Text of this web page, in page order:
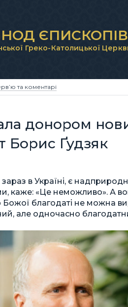
ЄПИСКОПІВ
Греко-Католицької
та коментарі
донором
Борис Ґудзяк
зараз в Україні, є
каже: «Це неможливо». А
благодаті не можна
але одночасно